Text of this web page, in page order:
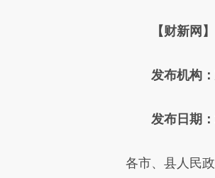
请务必在
成，可能与原
【财新网】
发布机构：
发布日期：
各市、县人民